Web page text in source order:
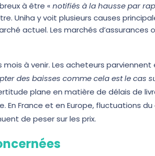
à être « notifiés à la hausse par
Uniha y voit plusieurs causes
actuel. Les marchés
à venir. Les acheteurs
des baisses comme cela est le cas
plane en matière de délais de
En France et en Europe, fluctuations
de peser sur les prix.